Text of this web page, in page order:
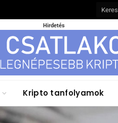
Hirdetés
Kripto tanfolyamok